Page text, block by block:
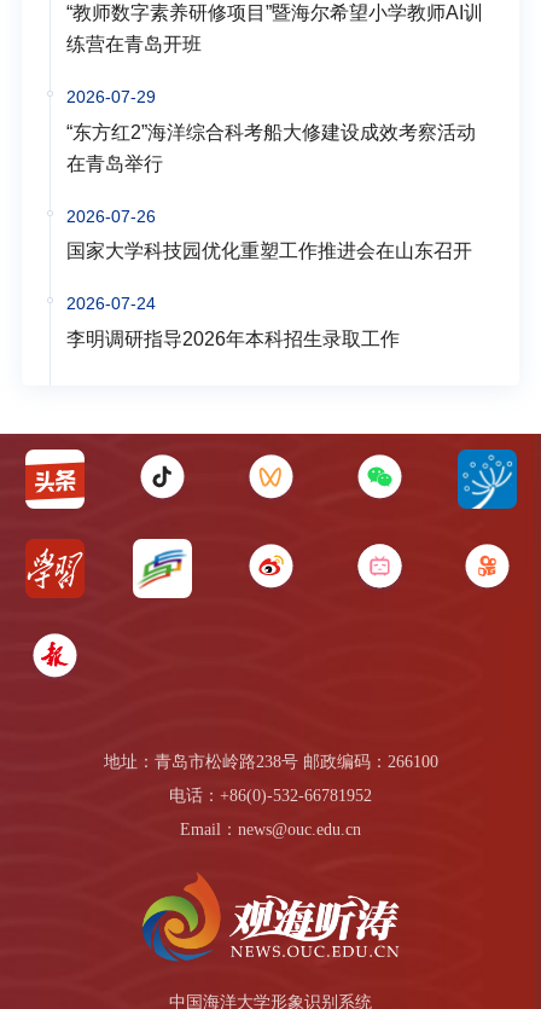
“教师数字素养研修项目”暨海尔希望小学教师AI训
练营在青岛开班
2026-07-29
“东方红2”海洋综合科考船大修建设成效考察活动
在青岛举行
2026-07-26
国家大学科技园优化重塑工作推进会在山东召开
2026-07-24
李明调研指导2026年本科招生录取工作
地址：青岛市松岭路238号 邮政编码：266100
电话：+86(0)-532-66781952
Email：news@ouc.edu.cn
中国海洋大学形象识别系统